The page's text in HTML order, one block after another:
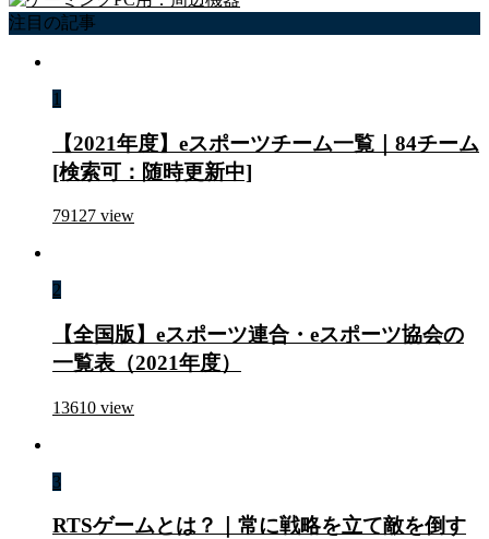
注目の記事
1
【2021年度】eスポーツチーム一覧｜84チーム
[検索可：随時更新中]
79127 view
2
【全国版】eスポーツ連合・eスポーツ協会の
一覧表（2021年度）
13610 view
3
RTSゲームとは？｜常に戦略を立て敵を倒す